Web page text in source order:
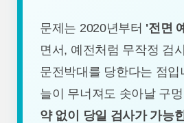
문제는 2020년부터 '전면
면서, 예전처럼 무작정 검
문전박대를 당한다는 점
늘이 무너져도 솟아날 구
약 없이 당일 검사가 가능